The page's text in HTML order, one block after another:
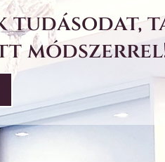
tudásodat,